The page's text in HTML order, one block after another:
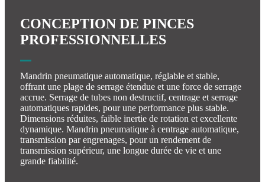
CONCEPTION DE PINCES
PROFESSIONNELLES
Mandrin pneumatique automatique, réglable et stable,
offrant une plage de serrage étendue et une force de serrage
accrue. Serrage de tubes non destructif, centrage et serrage
automatiques rapides, pour une performance plus stable.
Dimensions réduites, faible inertie de rotation et excellente
dynamique. Mandrin pneumatique à centrage automatique,
transmission par engrenages, pour un rendement de
transmission supérieur, une longue durée de vie et une
grande fiabilité.